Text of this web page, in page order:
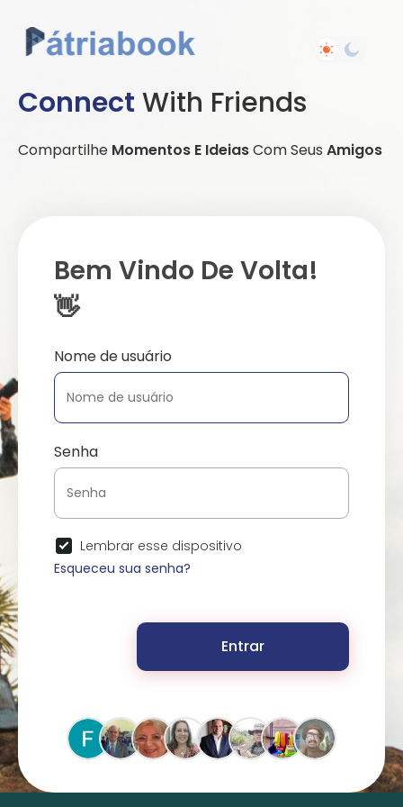
Connect With Friends
Compartilhe Momentos E IdeiasCom Seus Amigos
Bem Vindo De Volta!
👋
Nome de usuário
Senha
Lembrar esse dispositivo
Esqueceu sua senha?
Entrar